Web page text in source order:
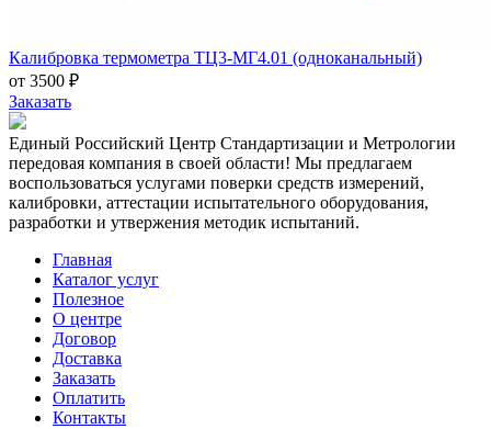
Калибровка термометра ТЦ3-МГ4.01 (одноканальный)
от 3500 ₽
Заказать
Единый Российский Центр Стандартизации и Метрологии
передовая компания в своей области! Мы предлагаем
воспользоваться услугами поверки средств измерений,
калибровки, аттестации испытательного оборудования,
разработки и утвержения методик испытаний.
Главная
Каталог услуг
Полезное
О центре
Договор
Доставка
Заказать
Оплатить
Контакты